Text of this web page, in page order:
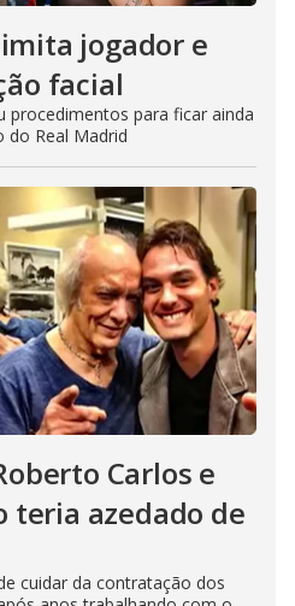
jogador e
facial
procedimentos para ficar ainda
do Real Madrid
Carlos e
teria azedado de
cuidar da contratação dos